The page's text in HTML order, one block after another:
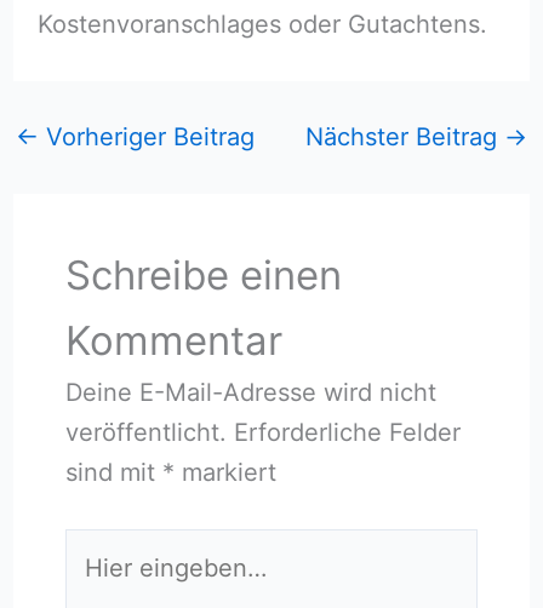
Kostenvoranschlages oder Gutachtens.
← Vorheriger Beitrag Nächster Beitrag →
Schreibe einen
Kommentar
Deine E-Mail-Adresse wird nicht
veröffentlicht. Erforderliche Felder
sind mit * markiert
eingeben…